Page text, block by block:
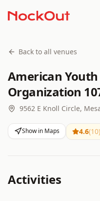
Back to all venues
American Youth
Organization
9562 E Knoll Circle,
Show in Maps 4.6(10)
Activities